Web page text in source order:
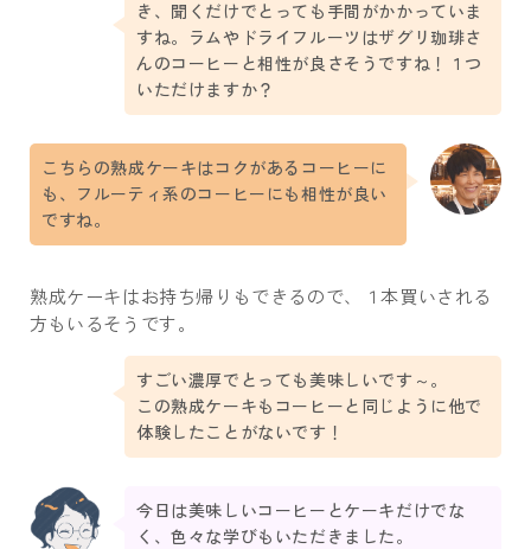
き、聞くだけでとっても手間がかかっていま
すね。ラムやドライフルーツはザグリ珈琲さ
んのコーヒーと相性が良さそうですね！１つ
いただけますか？
こちらの熟成ケーキはコクがあるコーヒーに
も、フルーティ系のコーヒーにも相性が良い
ですね。
熟成ケーキはお持ち帰りもできるので、１本買いされる
方もいるそうです。
すごい濃厚でとっても美味しいです～。
この熟成ケーキもコーヒーと同じように他で
体験したことがないです！
今日は美味しいコーヒーとケーキだけでな
く、色々な学びもいただきました。